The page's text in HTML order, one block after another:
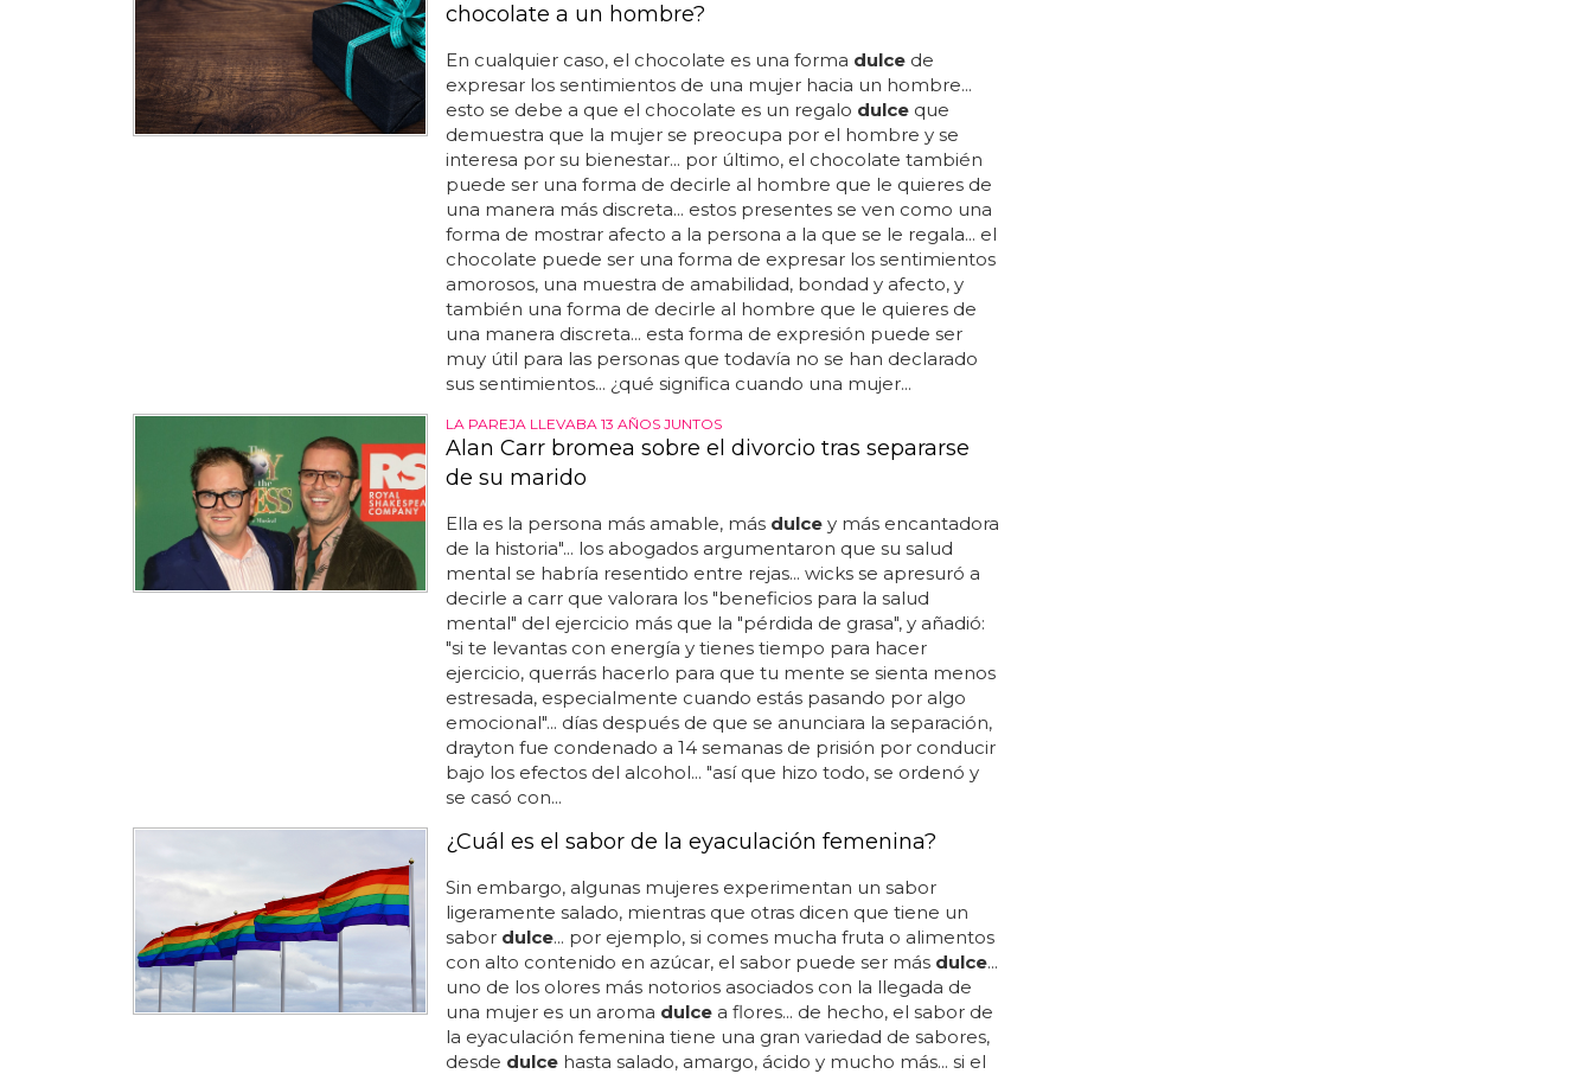
chocolate a un hombre?
En cualquier caso, el chocolate es una forma dulcede
expresar los sentimientos de una mujer hacia un hombre...
esto se debe a que el chocolate es un regalo dulceque
demuestra que la mujer se preocupa por el hombre y se
interesa por su bienestar... por último, el chocolate también
puede ser una forma de decirle al hombre que le quieres de
una manera más discreta... estos presentes se ven como una
forma de mostrar afecto a la persona a la que se le regala... el
chocolate puede ser una forma de expresar los sentimientos
amorosos, una muestra de amabilidad, bondad y afecto, y
también una forma de decirle al hombre que le quieres de
una manera discreta... esta forma de expresión puede ser
muy útil para las personas que todavía no se han declarado
sus sentimientos... ¿qué significa cuando una mujer...
LA PAREJA LLEVABA 13 AÑOS JUNTOS
Alan Carr bromea sobre el divorcio tras separarse
de su marido
Ella es la persona más amable, más dulcey más encantadora
de la historia"... los abogados argumentaron que su salud
mental se habría resentido entre rejas... wicks se apresuró a
decirle a carr que valorara los "beneficios para la salud
mental" del ejercicio más que la "pérdida de grasa", y añadió:
"si te levantas con energía y tienes tiempo para hacer
ejercicio, querrás hacerlo para que tu mente se sienta menos
estresada, especialmente cuando estás pasando por algo
emocional"... días después de que se anunciara la separación,
drayton fue condenado a 14 semanas de prisión por conducir
bajo los efectos del alcohol... "así que hizo todo, se ordenó y
se casó con...
¿Cuál es el sabor de la eyaculación femenina?
Sin embargo, algunas mujeres experimentan un sabor
ligeramente salado, mientras que otras dicen que tiene un
sabor dulce... por ejemplo, si comes mucha fruta o alimentos
con alto contenido en azúcar, el sabor puede ser más dulce...
uno de los olores más notorios asociados con la llegada de
una mujer es un aroma dulcea flores... de hecho, el sabor de
la eyaculación femenina tiene una gran variedad de sabores,
desde dulcehasta salado, amargo, ácido y mucho más... si el